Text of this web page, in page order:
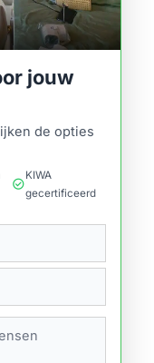
jouw
de opties
check_circle
KIWA
gecertificeerd